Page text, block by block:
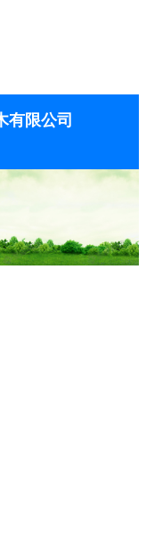
有限公司